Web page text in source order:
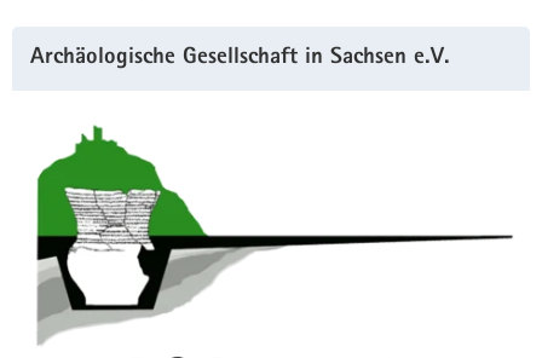
Archäologische Gesellschaft in Sachsen e.V.